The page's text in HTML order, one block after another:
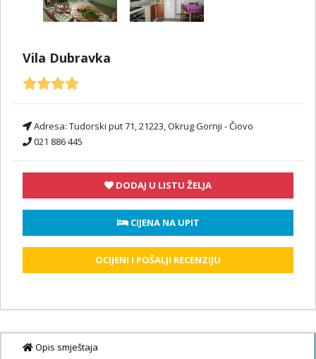
Vila Dubravka
Adresa: Tudorski put 71, 21223, Okrug Gornji - Čiovo
021 886 445
DODAJ U LISTU ŽELJA
CIJENA NA UPIT
OCIJENI I POŠALJI RECENZIJU
Opis smještaja